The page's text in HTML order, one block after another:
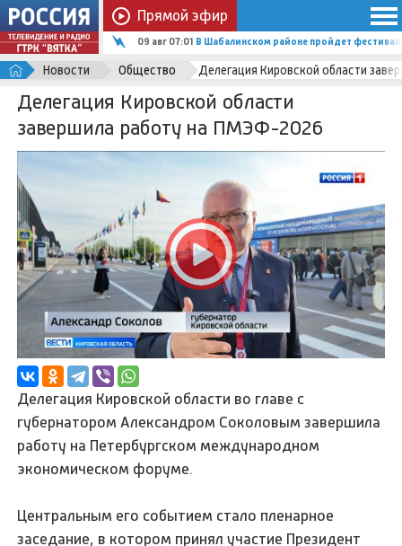
Прямой эфир
09 авг 07:01 В Шабалинском районе пройдет
Новости Общество Делегация Кировской области
Делегация Кировской области
завершила работу на ПМЭФ-2026
Делегация Кировской области во главе с
губернатором Александром Соколовым завершила
работу на Петербургском международном
экономическом форуме.
Центральным его событием стало пленарное
заседание, в котором принял участие Президент